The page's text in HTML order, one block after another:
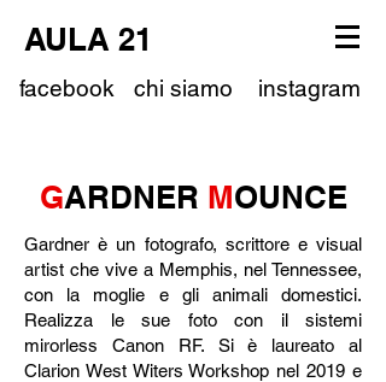
AULA 21
facebook chi siamo instagram
GARDNER MOUNCE
Gardner è un fotografo, scrittore e visual
artist che vive a Memphis, nel Tennessee,
con la moglie e gli animali domestici.
Realizza le sue foto con il sistemi
mirorless Canon RF. Si è laureato al
Clarion West Witers Workshop nel 2019 e